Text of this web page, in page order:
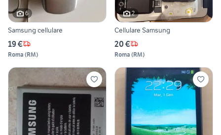
6
Samsung cellulare
19 €
Roma (RM)
2
Cellulare Samsung
20 €
Roma (RM)